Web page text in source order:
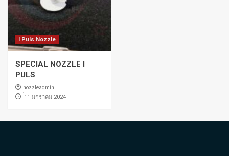
I Puls Nozzle
SPECIAL NOZZLE I
PULS
nozzleadmin
่11 มกราคม 2024